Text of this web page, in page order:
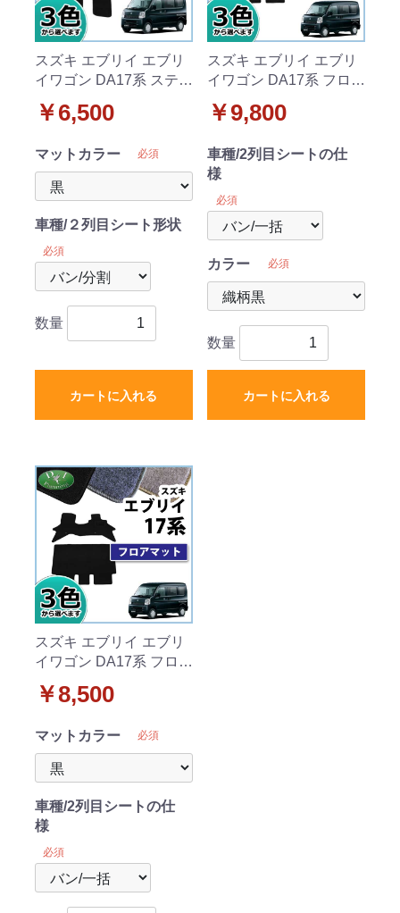
スズキ エブリイ エブリ
イワゴン DA17系 ステッ
￥6,500
マットカラー 必須
車種/２列目シート形状
必須
数量
カートに入れる
スズキ エブリイ エブリ
イワゴン DA17系 フロア
￥9,800
車種/2列目シートの仕
様
必須
カラー 必須
数量
カートに入れる
スズキ エブリイ エブリ
イワゴン DA17系 フロア
￥8,500
マットカラー 必須
車種/2列目シートの仕
様
必須